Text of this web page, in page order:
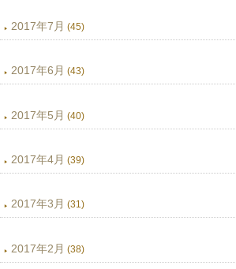
2017年7月 (45)
2017年6月 (43)
2017年5月 (40)
2017年4月 (39)
2017年3月 (31)
2017年2月 (38)